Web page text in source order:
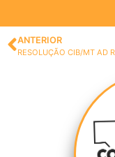
ANTERIOR